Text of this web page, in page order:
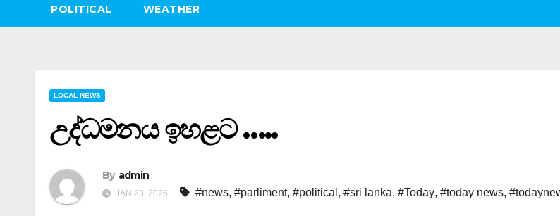
POLITICAL WEATHER
LOCAL NEWS
උද්ධමනය ඉහළට …..
By admin
JAN 23, 2026 #news, #parliment, #political , #sri lanka, #Today, #today news,